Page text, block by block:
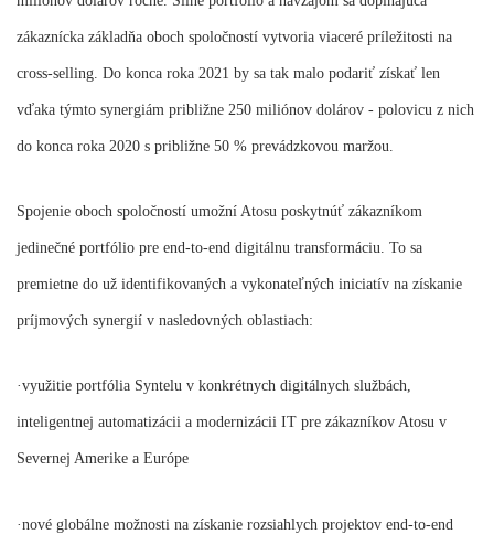
zákaznícka základňa oboch spoločností vytvoria viaceré príležitosti na
cross-selling. Do konca roka 2021 by sa tak malo podariť získať len
vďaka týmto synergiám približne 250 miliónov dolárov - polovicu z nich
do konca roka 2020 s približne 50 % prevádzkovou maržou.
Spojenie oboch spoločností umožní Atosu poskytnúť zákazníkom
jedinečné portfólio pre end-to-end digitálnu transformáciu. To sa
premietne do už identifikovaných a vykonateľných iniciatív na získanie
príjmových synergií v nasledovných oblastiach:
·využitie portfólia Syntelu v konkrétnych digitálnych službách,
inteligentnej automatizácii a modernizácii IT pre zákazníkov Atosu v
Severnej Amerike a Európe
·nové globálne možnosti na získanie rozsiahlych projektov end-to-end